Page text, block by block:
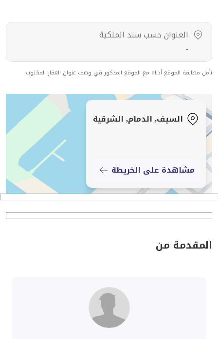
رقم ترخيص الإعلان: 7200846040
رقم رخصة فال: 1200019203
رقم الجوال: +966538643033
العنوان حسب سند الملكية
-
نأمل مطابقة الموقع أدناه مع الموقع المذكور في وصف عنوان العقار المكتوب
السيف, الدمام, الشرقية
مشاهدة على الخريطة
المقدمة من